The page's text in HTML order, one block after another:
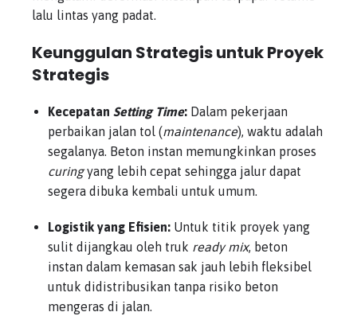
lalu lintas yang padat.
Keunggulan Strategis untuk Proyek
Strategis
Kecepatan Setting Time: Dalam pekerjaan
perbaikan jalan tol (maintenance), waktu adalah
segalanya. Beton instan memungkinkan proses
curingyang lebih cepat sehingga jalur dapat
segera dibuka kembali untuk umum.
Logistik yang Efisien: Untuk titik proyek yang
sulit dijangkau oleh truk ready mix, beton
instan dalam kemasan sak jauh lebih fleksibel
untuk didistribusikan tanpa risiko beton
mengeras di jalan.